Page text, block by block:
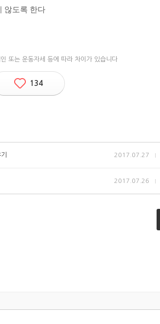
않도록 한다
또는 운동자세 등에 따라 차이가 있습니다
134
2017.07.27
2017.07.26